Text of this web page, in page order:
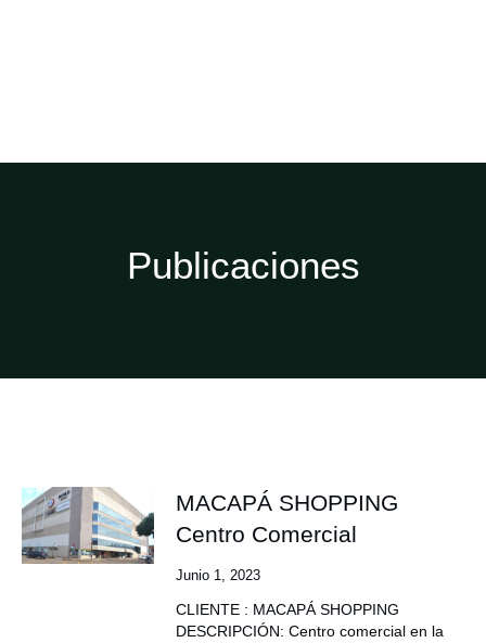
Publicaciones
MACAPÁ SHOPPING
Centro Comercial
Junio 1, 2023
CLIENTE : MACAPÁ SHOPPING
DESCRIPCIÓN: Centro comercial en la